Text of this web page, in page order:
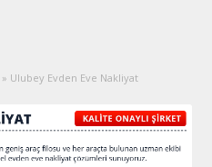
» Ulubey Evden Eve Nakliyat